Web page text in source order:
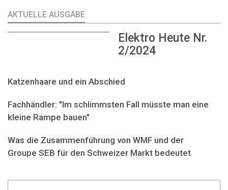
AKTUELLE AUSGABE
Elektro Heute Nr.
2/2024
Katzenhaare und ein Abschied
Fachhändler: "Im schlimmsten Fall müsste man eine
kleine Rampe bauen"
Was die Zusammenführung von WMF und der
Groupe SEB für den Schweizer Markt bedeutet